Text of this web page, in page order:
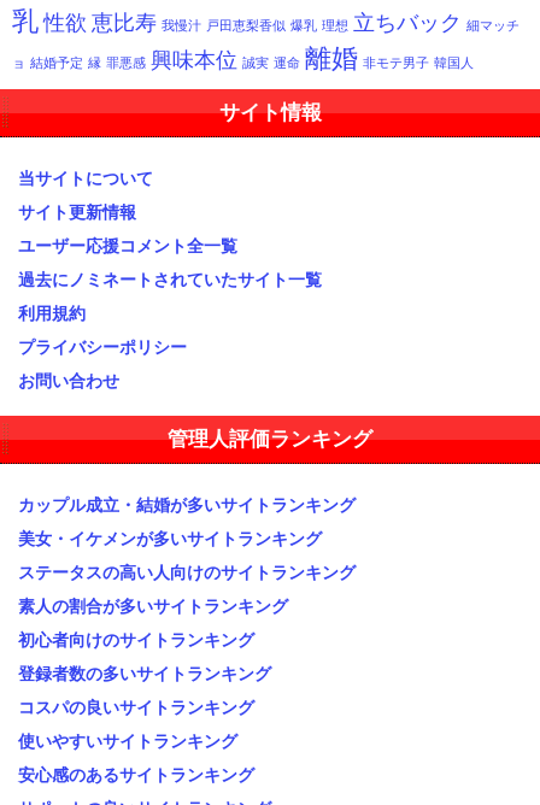
乳 性欲 恵比寿 我慢汁 戸田恵梨香似 爆乳 理想 立ちバック 細マッチ
ョ 結婚予定 縁 罪悪感 興味本位 誠実 運命 離婚 非モテ男子 韓国人
サイト情報
当サイトについて
サイト更新情報
ユーザー応援コメント全一覧
過去にノミネートされていたサイト一覧
利用規約
プライバシーポリシー
お問い合わせ
管理人評価ランキング
カップル成立・結婚が多いサイトランキング
美女・イケメンが多いサイトランキング
ステータスの高い人向けのサイトランキング
素人の割合が多いサイトランキング
初心者向けのサイトランキング
登録者数の多いサイトランキング
コスパの良いサイトランキング
使いやすいサイトランキング
安心感のあるサイトランキング